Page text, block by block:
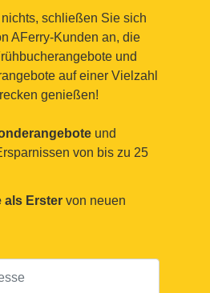
schließen Sie sich
AFerry-Kunden an, die
und
auf einer Vielzahl
genießen!
und
von bis zu 25
als Erster von neuen